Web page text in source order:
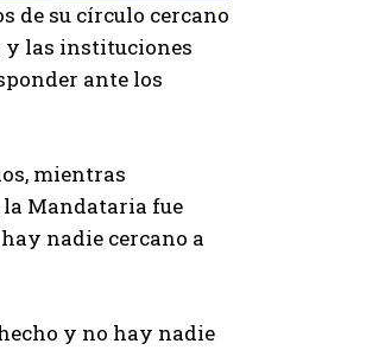
de su círculo cercano
y las instituciones
ante los
mientras
la Mandataria fue
nadie cercano a
y no hay nadie